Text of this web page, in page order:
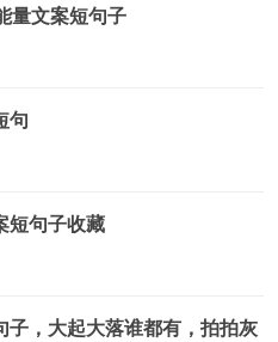
量文案短句子
句
短句子收藏
子，大起大落谁都有，拍拍灰